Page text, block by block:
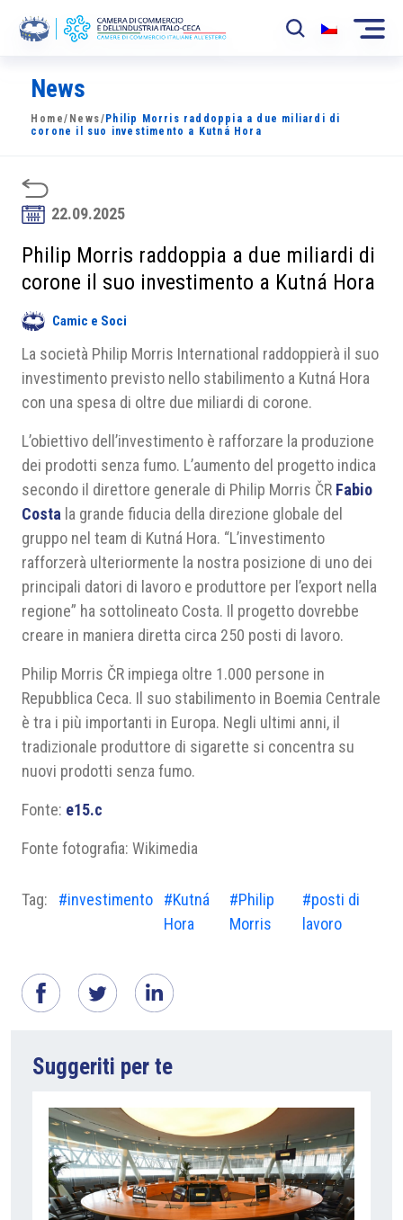
La Camera
News
Sviluppo Mercato
Soci
Partner
Progetti
Area riservata
News
Home/ News/ Philip Morris raddoppia a due miliardi di
corone il suo investimento a Kutná Hora
22.09.2025
Philip Morris raddoppia a due miliardi di
corone il suo investimento a Kutná Hora
Camic e Soci
La società Philip Morris International raddoppierà il suo
investimento previsto nello stabilimento a Kutná Hora
con una spesa di oltre due miliardi di corone.
L’obiettivo dell’investimento è rafforzare la produzione
dei prodotti senza fumo. L’aumento del progetto indica
secondo il direttore generale di Philip Morris ČR Fabio
Costa la grande fiducia della direzione globale del
gruppo nel team di Kutná Hora. “L’investimento
rafforzerà ulteriormente la nostra posizione di uno dei
principali datori di lavoro e produttore per l’export nella
regione” ha sottolineato Costa. Il progetto dovrebbe
creare in maniera diretta circa 250 posti di lavoro.
Philip Morris ČR impiega oltre 1.000 persone in
Repubblica Ceca. Il suo stabilimento in Boemia Centrale
è tra i più importanti in Europa. Negli ultimi anni, il
tradizionale produttore di sigarette si concentra su
nuovi prodotti senza fumo.
Fonte: e15.c
Fonte fotografia: Wikimedia
Tag: #investimento
#Kutná
Hora
#Philip
Morris
#posti di
lavoro
Suggeriti per te